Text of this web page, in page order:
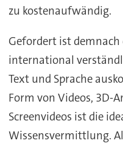
zu kostenaufwändig.
Gefordert ist
international
Text und Sprache
Form von Videos, 3D-
Screenvideos ist die
Wissensvermittlung.